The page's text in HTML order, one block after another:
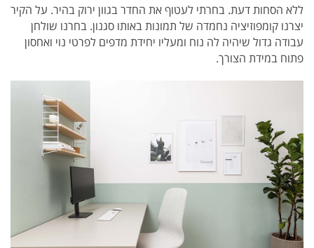
ללא הסחות דעת. בחרתי לעטוף את החדר בגוון ירוק בהיר. על הקיר
יצרנו קומפוזיציה נחמדה של תמונות באותו סגנון. בחרנו שולחן
עבודה גדול שיהיה לה נוח ומעליו יחידת מדפים לפרטי נוי ואחסון
פתוח במידת הצורך.